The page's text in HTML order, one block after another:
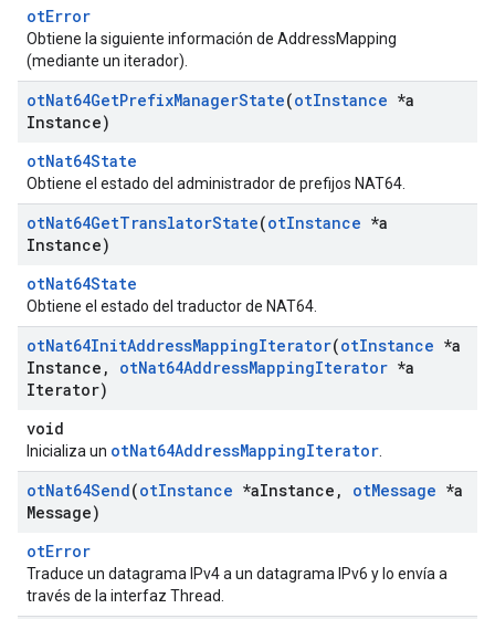
otError
Obtiene la siguiente información de AddressMapping
(mediante un iterador).
otNat64GetPrefixManagerState(otInstance *a
Instance)
otNat64State
Obtiene el estado del administrador de prefijos NAT64.
otNat64GetTranslatorState(otInstance *a
Instance)
otNat64State
Obtiene el estado del traductor de NAT64.
otNat64InitAddressMappingIterator(otInstance *a
Instance , otNat64AddressMappingIterator *a
Iterator)
void
Inicializa un otNat64AddressMappingIterator
otNat64Send(otInstance *aInstance , otMessage *a
Message)
otError
Traduce un datagrama IPv4 a un datagrama IPv6 y lo envía a
través de la interfaz Thread.